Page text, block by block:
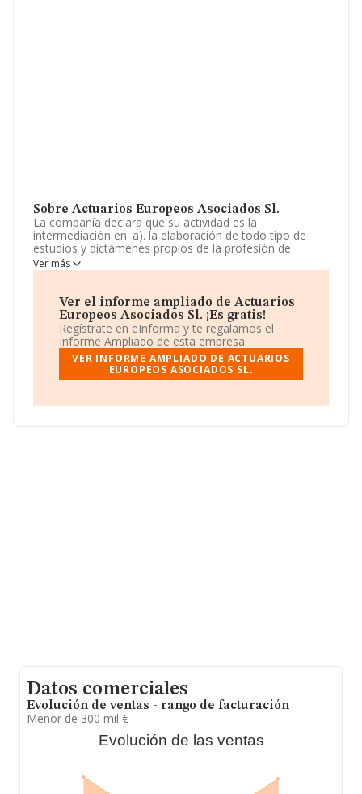
Sobre Actuarios Europeos Asociados Sl.
La compañía declara que su actividad es la
intermediación en: a). la elaboración de todo tipo de
estudios y dictámenes propios de la profesión de
actuario de seguros. b). la prestación de servicios de
consultoría, asesoramiento, organización y gestión en
de estudios, planes. La empresa está registrada como
Sociedad Limitada. Clasifica su actividad CNAE como
'Otras actividades de apoyo a las empresas n.c.o.p.',
código 8299. No realiza actividad de importación y/o
exportación.
Acerca del rendimiento de la empresa en 2024, frente al
ventas.
Ver más
Ver el informe ampliado de Actuarios
Europeos Asociados Sl. ¡Es gratis!
Regístrate en eInforma y te regalamos el
Informe Ampliado de esta empresa.
VER INFORME AMPLIADO DE ACTUARIOS
EUROPEOS ASOCIADOS SL.
Datos comerciales
Evolución de ventas - rango de facturación
Menor de 300 mil €
Evolución de las ventas